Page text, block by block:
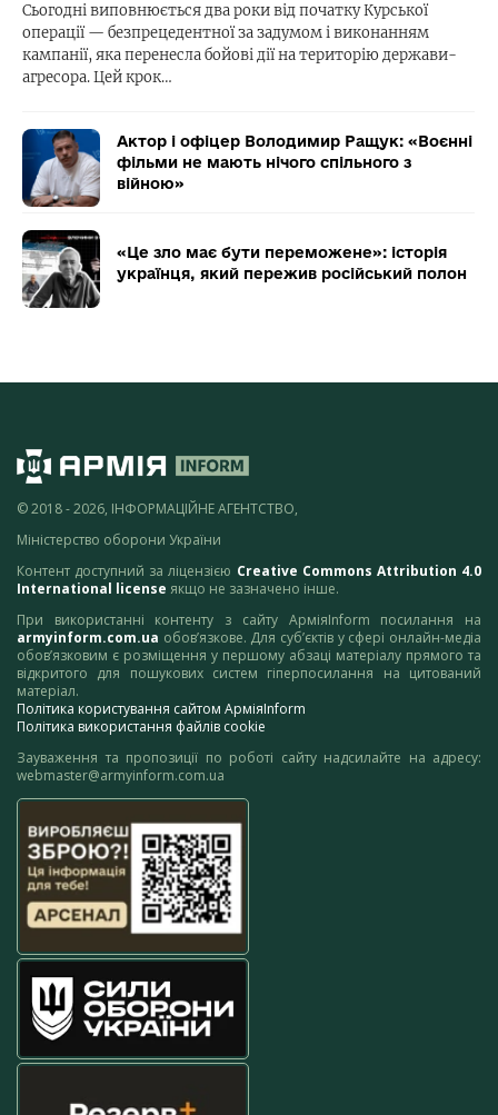
Сьогодні виповнюється два роки від початку Курської
операції — безпрецедентної за задумом і виконанням
кампанії, яка перенесла бойові дії на територію держави-
агресора. Цей крок…
Актор і офіцер Володимир Ращук: «Воєнні
фільми не мають нічого спільного з
війною»
«Це зло має бути переможене»: історія
українця, який пережив російський полон
© 2018 - 2026, ІНФОРМАЦІЙНЕ АГЕНТСТВО,
Міністерство оборони України
Контент доступний за ліцензією Creative Commons Attribution 4.0
International license якщо не зазначено інше.
При використанні контенту з сайту АрміяInform посилання на
armyinform.com.ua обов’язкове. Для суб’єктів у сфері онлайн-медіа
обов’язковим є розміщення у першому абзаці матеріалу прямого та
відкритого для пошукових систем гіперпосилання на цитований
матеріал.
Політика користування сайтом АрміяInform
Політика використання файлів cookie
Зауваження та пропозиції по роботі сайту надсилайте на адресу:
webmaster@armyinform.com.ua